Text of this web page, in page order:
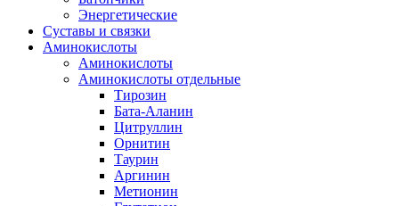
Энергетические
Суставы и связки
Аминокислоты
Аминокислоты
Аминокислоты отдельные
Тирозин
Бата-Аланин
Цитруллин
Орнитин
Таурин
Аргинин
Метионин